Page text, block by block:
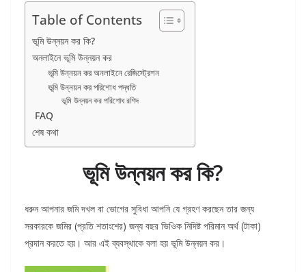
Table of Contents
ভূমি উন্নয়ন কর কি?
অনলাইনে ভূমি উন্নয়ন কর
ভূমি উন্নয়ন কর অনলাইনে রেজিস্ট্রেশন
ভূমি উন্নয়ন কর পরিশোধ পদ্ধতি
ভূমি উন্নয়ন কর পরিশোধ রশিদ
FAQ
শেষ কথা
ভূমি উন্নয়ন কর কি?
ধরুন আপনার জমি দখল বা ভোগের সুবিধা আপনি যে গ্রহণ করছেন তার জন্য
সরকারকে জমির (প্রতি শতাংশের) জন্য বছর ভিওিক নিদিষ্ট পরিমান অর্থ (টাকা)
প্রদান করতে হয়। আর এই ব্যবস্থাকে বলা হয় ভূমি উন্নয়ন কর।